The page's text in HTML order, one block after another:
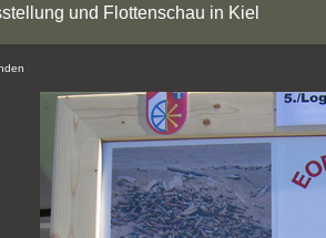
und Flottenschau in Kiel